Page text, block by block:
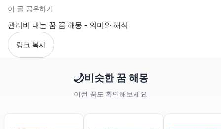
이 글 공유하기
관리비 내는 꿈 꿈 해몽 - 의미와 해석
링크 복사
🌙비슷한 꿈 해몽
이런 꿈도 확인해보세요